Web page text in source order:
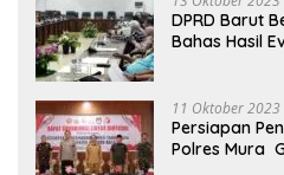
DPRD Barut
Bahas Hasil
11 Oktober 2023
Persiapan
Polres Mura